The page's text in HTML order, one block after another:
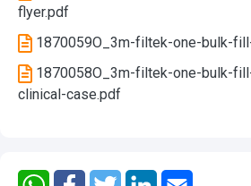
flyer.pdf
1870059O_3m-filtek-one-bulk-
1870058O_3m-filtek-one-bulk-
clinical-case.pdf